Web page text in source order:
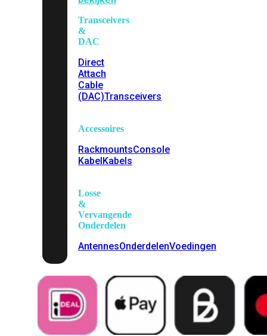
Transceivers
&
DAC
Direct
Attach
Cable
(DAC)Transceivers
Accessoires
RackmountsConsole
KabelKabels
Losse
&
Vervangende
Onderdelen
AntennesOnderdelenVoedingen